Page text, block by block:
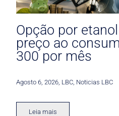
Opção por
preço ao
300 por mês
Agosto 6, 2026 LBC Noticias LBC
Leia mais